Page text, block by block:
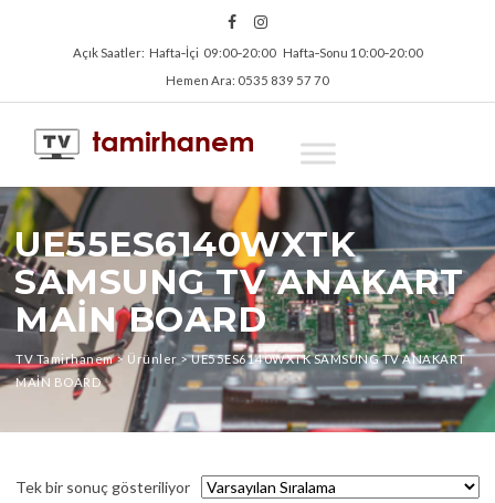
Açık Saatler: Hafta‑İçi 09:00‑20:00 Hafta‑Sonu 10:00‑20:00
Hemen Ara: 0535 839 57 70
UE55ES6140WXTK
SAMSUNG TV ANAKART
MAİN BOARD
TV Tamirhanem> Ürünler >UE55ES6140WXTK SAMSUNG TV ANAKART
MAİN BOARD
Tek bir sonuç gösteriliyor